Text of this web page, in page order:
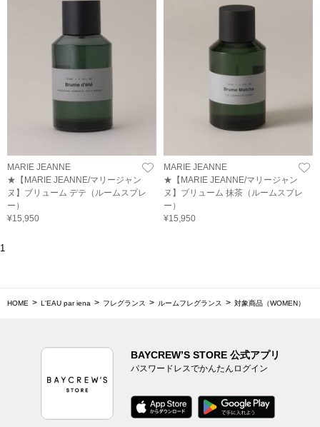
MARIE JEANNE
★【MARIE JEANNE/マリージャン
ヌ】ブリューム デテ（ルームスプレ
ー）
¥15,950
MARIE JEANNE
★【MARIE JEANNE/マリージャン
ヌ】ブリューム 抹茶（ルームスプレ
ー）
¥15,950
1
HOME L'EAU par iena フレグランス ルームフレグランス 対象商品（WOMEN）
BAYCREW’S STORE 公式アプリ
パスワードレスでかんたんログイン